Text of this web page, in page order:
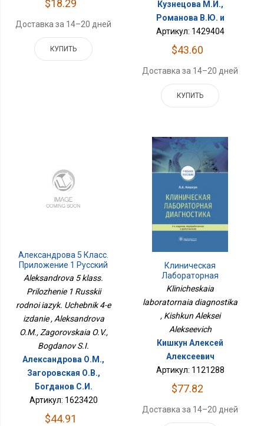
$18.29
Доставка за 14–20 дней
КУПИТЬ
Кузнецова М.И.,
Романова В.Ю. и
Артикул: 1429404
$43.60
Доставка за 14–20 дней
КУПИТЬ
Александрова 5 Класс.
Приложение 1 Русский
Родной Язык. Учебник 4-
Aleksandrova 5 klass.
Prilozhenie 1 Russkii
rodnoi iazyk. Uchebnik 4-e
izdanie , Aleksandrova
O.M., Zagorovskaia O.V.,
Bogdanov S.I.
Александрова О.М.,
Загоровская О.В.,
Богданов С.И.
Артикул: 1623420
$44.91
Клиническая
Лабораторная
Диагностика
Klinicheskaia
laboratornaia diagnostika
, Kishkun Aleksei
Alekseevich
Кишкун Алексей
Алексеевич
Артикул: 1121288
$77.82
Доставка за 14–20 дней